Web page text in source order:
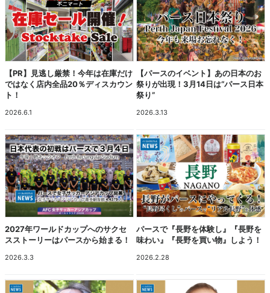
【PR】見逃し厳禁！今年は在庫だけ
ではなく店内全品20％ディスカウン
ト！
2026.6.1
【パースのイベント】あの日本のお
祭りが出現！3月14日は“パース日本
祭り”
2026.3.13
2027年ワールドカップへのサクセ
スストーリーはパースから始まる！
2026.3.3
パースで『長野を体験し』『長野を
味わい』『長野を買い物』しよう！
2026.2.28